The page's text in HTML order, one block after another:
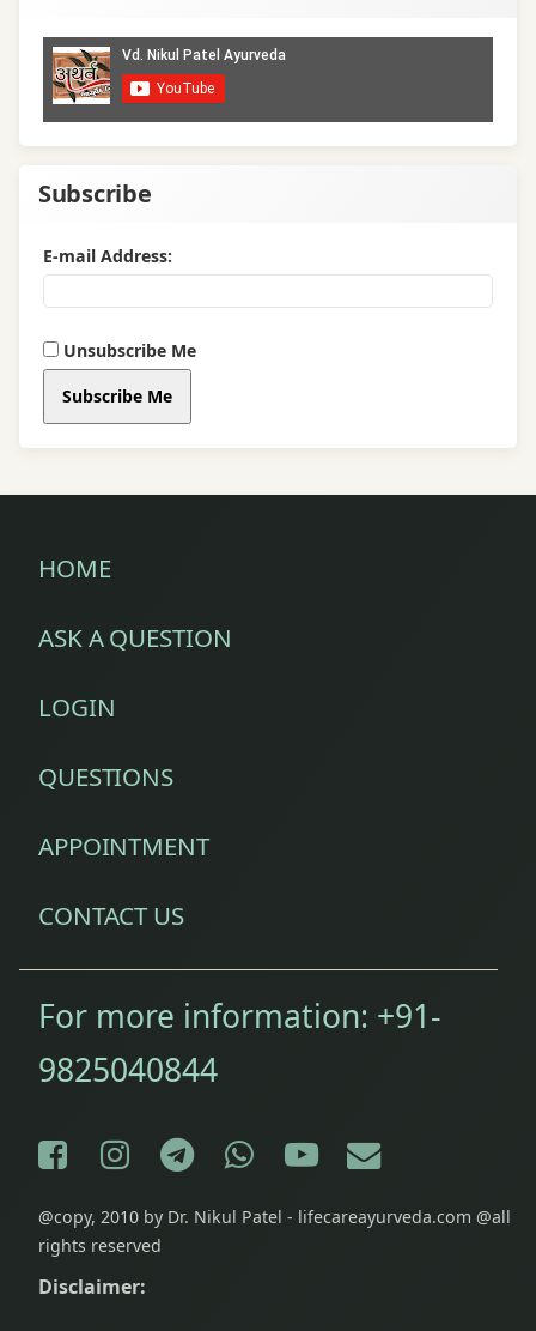
Subscribe
E-mail Address:
Unsubscribe Me
Subscribe Me
HOME
ASK A QUESTION
LOGIN
QUESTIONS
APPOINTMENT
CONTACT US
For more information: +91-
9825040844
Facebook
Instagram
Telegram
WhatsApp
YouTube
E-mail
@copy, 2010 by Dr. Nikul Patel - lifecareayurveda.com @all
rights reserved
Disclaimer: